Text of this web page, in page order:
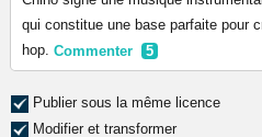
qui constitue une base parfaite pour
hop. Commenter 5
Publier sous la même licence
Modifier et transformer